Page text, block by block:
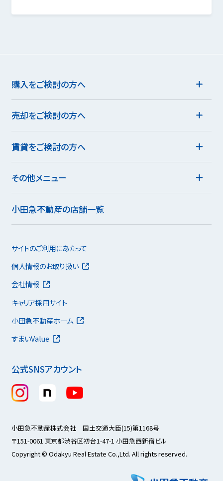
購入をご検討の方へ
売却をご検討の方へ
賃貸をご検討の方へ
その他メニュー
小田急不動産の店舗一覧
公式SNSアカウント
サイトのご利用にあたって
個人情報のお取り扱い
会社情報
キャリア採用サイト
小田急不動産ホーム
すまいValue
小田急不動産株式会社 国土交通大臣(15)第1168号
〒151-0061 東京都渋谷区初台1-47-1 小田急西新宿ビル
Copyright © Odakyu Real Estate Co.,Ltd. All rights reserved.